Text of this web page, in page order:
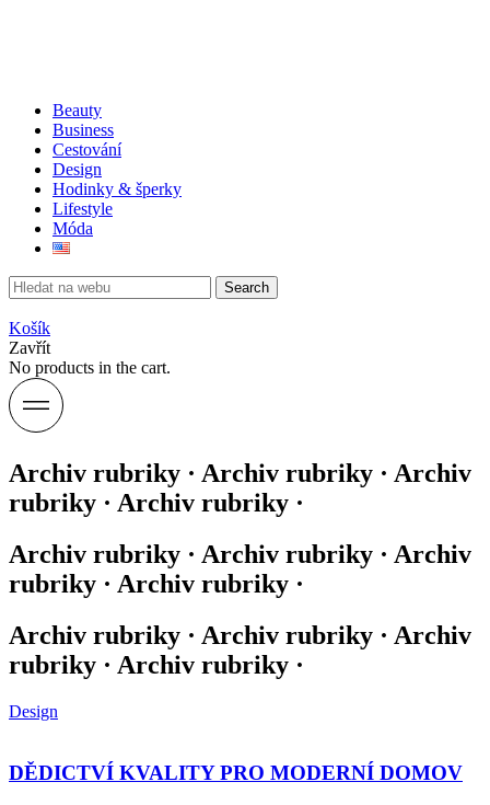
Beauty
Business
Cestování
Design
Hodinky & šperky
Lifestyle
Móda
Search
Košík
Zavřít
No products in the cart.
Archiv rubriky · Archiv rubriky · Archiv
rubriky · Archiv rubriky ·
Archiv rubriky · Archiv rubriky · Archiv
rubriky · Archiv rubriky ·
Archiv rubriky · Archiv rubriky · Archiv
rubriky · Archiv rubriky ·
Design
DĚDICTVÍ KVALITY PRO MODERNÍ DOMOV